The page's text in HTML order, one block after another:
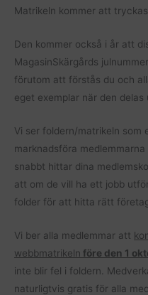
Matrikeln kommer att
Den kommer också i år att
MagasinSkärgårds
förutom att förstås du och
eget exemplar när den delas
Vi ser foldern/matrikeln som
marknadsföra
snabbt hittar dina
att om de vill ha ett jobb
folder för att hitta rätt
Vi ber alla medlemmar att
webbmatrikeln före den 1
inte blir fel i foldern.
naturligtvis gratis för alla